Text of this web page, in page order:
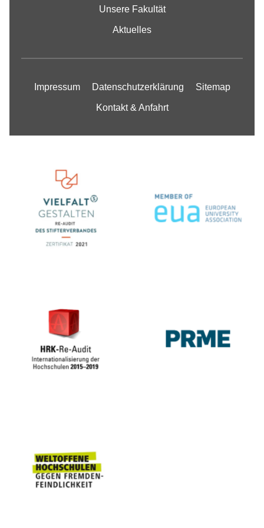
Unsere Fakultät
Aktuelles
Impressum Datenschutzerklärung Sitemap
Kontakt & Anfahrt